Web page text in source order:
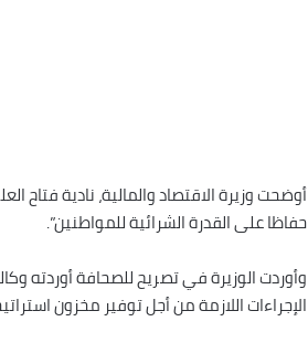
أوضحت وزيرة الاقتصاد والمالية، نادية
حفاظا على القدرة الشرائية للمواطنين”.
وأوردت الوزيرة في تصريح للصحافة أوردته
الإجراءات اللازمة من أجل توفير مخزون